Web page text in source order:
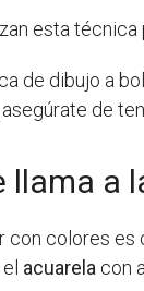
esta
de dibujo a
de
llama a
con colores es
acuarela con